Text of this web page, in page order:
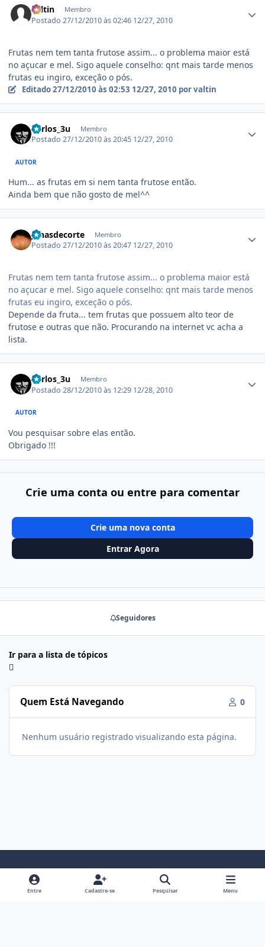
valtin Membro
Postado27/12/2010 às 02:46 12/27, 2010
Frutas nem tem tanta frutose assim... o problema maior está
no açucar e mel. Sigo aquele conselho: qnt mais tarde menos
frutas eu ingiro, exceção o pós.
Editado27/12/2010 às 02:53 12/27, 2010 por valtin
Carlos_3u Membro
Postado27/12/2010 às 20:45 12/27, 2010
AUTOR
Hum... as frutas em si nem tanta frutose então.
Ainda bem que não gosto de mel^^
jonasdecorte Membro
Postado27/12/2010 às 20:47 12/27, 2010
Frutas nem tem tanta frutose assim... o problema maior está
no açucar e mel. Sigo aquele conselho: qnt mais tarde menos
frutas eu ingiro, exceção o pós.
Depende da fruta... tem frutas que possuem alto teor de
frutose e outras que não. Procurando na internet vc acha a
lista.
Carlos_3u Membro
Postado28/12/2010 às 12:29 12/28, 2010
AUTOR
Vou pesquisar sobre elas então.
Obrigado !!!
Crie uma conta ou entre para comentar
Crie uma nova conta
Entrar Agora
Seguidores
Ir para a lista de tópicos
Quem Está Navegando 0
Nenhum usuário registrado visualizando esta página.
Modo ClaroModo EscuroPreferência do Sistema
i
Entre Cadastre-se Pesquisar Menu